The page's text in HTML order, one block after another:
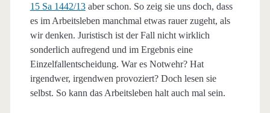
15 Sa 1442/13aber schon. So zeig sie uns doch, dass
es im Arbeitsleben manchmal etwas rauer zugeht, als
wir denken. Juristisch ist der Fall nicht wirklich
sonderlich aufregend und im Ergebnis eine
Einzelfallentscheidung. War es Notwehr? Hat
irgendwer, irgendwen provoziert? Doch lesen sie
selbst. So kann das Arbeitsleben halt auch mal sein.